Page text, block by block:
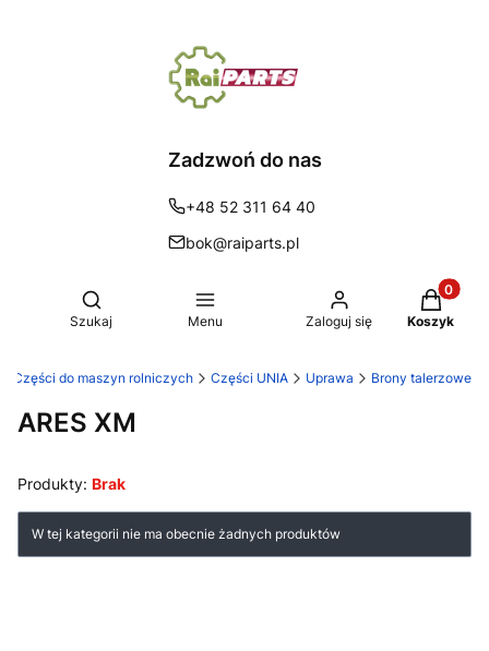
Zadzwoń do nas
+48 52 311 64 40
bok@raiparts.pl
Otwórz wyszukiwarkę
Szukaj Menu Zaloguj się Koszyk
| Części do maszyn rolniczych Części UNIA Uprawa Brony talerzowe
ARES XM
Produkty: Brak
Lista produktów
W tej kategorii nie ma obecnie żadnych produktów